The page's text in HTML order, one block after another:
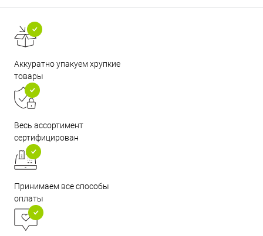
Аккуратно упакуем хрупкие
товары
Весь ассортимент
сертифицирован
Принимаем все способы
оплаты